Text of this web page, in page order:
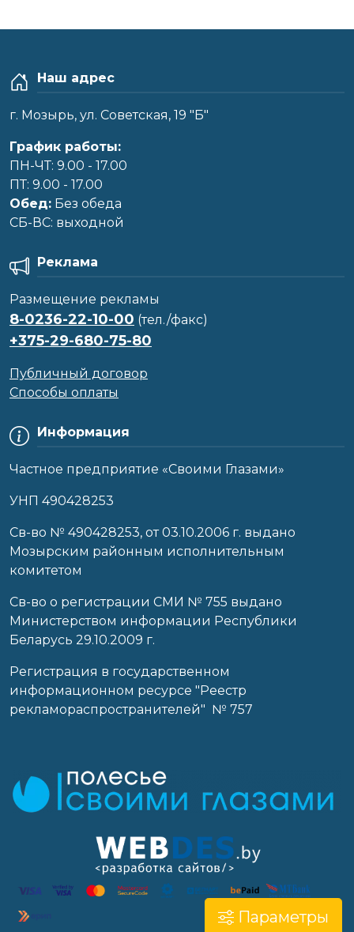
Параметры
Наш адрес
г. Мозырь, ул. Советская, 19 "Б"
График работы:
ПН-ЧТ: 9.00 - 17.00
ПТ: 9.00 - 17.00
Обед: Без обеда
CБ-ВС: выходной
Информация
Частное предприятие «Своими Глазами»
УНП 490428253
Cв-во № 490428253, от 03.10.2006 г. выдано
Мозырским районным исполнительным
комитетом
Св-во о регистрации СМИ № 755 выдано
Министерством информации Республики
Беларусь 29.10.2009 г.
Регистрация в государственном
информационном ресурсе "Реестр
рекламораспространителей" № 757
Реклама
Размещение рекламы
8-0236-22-10-00 (тел./факс)
+375-29-680-75-80
Публичный договор
Способы оплаты